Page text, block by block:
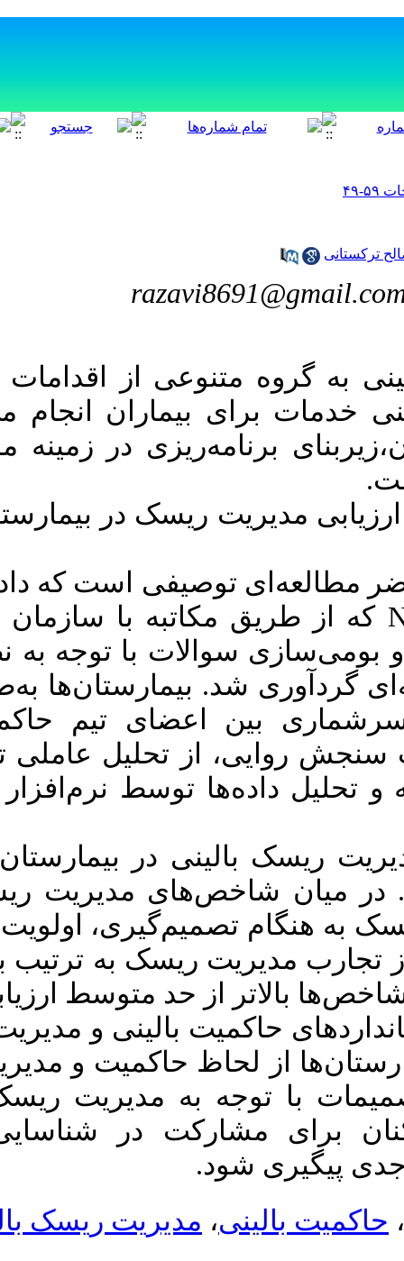
برگشت به فهرست نسخه ها
می‌شود که برای
ارزیابی مدیریت
بحران و یکی از
شهر تهران انجام
با پرسشنامه‌ با
استفاده از استاندارد NHS‌2 که از طریق مکاتبه با سازمان NHS انگلستان، دریافت
و متخصصان،
انتخاب و در
هر بیمارستان به‌صورت سرشماری بین اعضای تیم حاکمیت بالینی (جمعا 170)
پرسشنامه‌ توزیع شد. جهت سنجش روایی، از تحلیل عاملی تآییدی با نرم‌افزار Smart
PLS3 استفاده شد و تجزیه و تحلیل داده‌ها توسط نرم‌افزار SPSS19 و آزمون T تک
شهر تهران،
وضعیت سه
عملیاتی
مدیریت ریسک و استفاده از تجارب مدیریت ریسک به ترتیب با میانگین‌ امتیازات 3/89،
استفاده از استانداردهای حاکمیت بالینی و مدیریت ریسک NHS QIS، ابزار
بالینی پیشنهاد
از پروتکل‌های
ریسک در
Download citation:
RIS| EndNote
Reference Manager
RefWorks
Send citation to:
Zotero
RefWorks
razavi F, mazloomi N,
torkestani M S. Assessing
management. مدیریت
59
URL:
http://ijnv.ir/article-
1-352-fa.html
رضوی فاطمه، مظلومی
نادر، ترکستانی محمد
صالح. ارزیابی مدیریت
ریسک بالینی در
۵ (۱) :۴۹-۵۹
URL:
http://ijnv.ir/article-۱-۳۵۲-
fa.html